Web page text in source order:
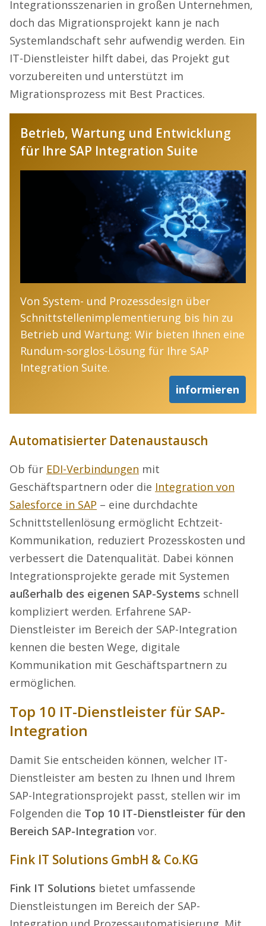
Integrationsszenarien in großen Unternehmen,
doch das Migrationsprojekt kann je nach
Systemlandschaft sehr aufwendig werden. Ein
IT-Dienstleister hilft dabei, das Projekt gut
vorzubereiten und unterstützt im
Migrationsprozess mit Best Practices.
Betrieb, Wartung und Entwicklung
für Ihre SAP Integration Suite
Von System- und Prozessdesign über
Schnittstellenimplementierung bis hin zu
Betrieb und Wartung: Wir bieten Ihnen eine
Rundum-sorglos-Lösung für Ihre SAP
Integration Suite.
informieren
Automatisierter Datenaustausch
Ob für EDI-Verbindungen mit
Geschäftspartnern oder die Integration von
Salesforce in SAP – eine durchdachte
Schnittstellenlösung ermöglicht Echtzeit-
Kommunikation, reduziert Prozesskosten und
verbessert die Datenqualität. Dabei können
Integrationsprojekte gerade mit Systemen
außerhalb des eigenen SAP-Systems schnell
kompliziert werden. Erfahrene SAP-
Dienstleister im Bereich der SAP-Integration
kennen die besten Wege, digitale
Kommunikation mit Geschäftspartnern zu
ermöglichen.
Top 10 IT-Dienstleister für SAP-
Integration
Damit Sie entscheiden können, welcher IT-
Dienstleister am besten zu Ihnen und Ihrem
SAP-Integrationsprojekt passt, stellen wir im
Folgenden die Top 10 IT-Dienstleister für den
Bereich SAP-Integration vor.
Fink IT Solutions GmbH & Co.KG
Fink IT Solutions bietet umfassende
Dienstleistungen im Bereich der SAP-